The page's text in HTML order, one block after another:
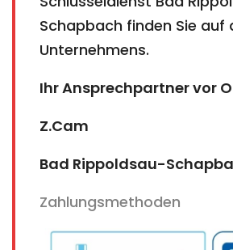
Schapbach finden Sie auf
Unternehmens.
Ihr Ansprechpartner vor
Z.Cam
Bad Rippoldsau-
Zahlungsmethoden